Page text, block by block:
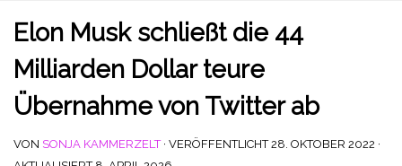
Elon Musk schließt die 44
Milliarden Dollar teure
Übernahme von Twitter ab
VON SONJA KAMMERZELT · VERÖFFENTLICHT28. OKTOBER 2022 ·